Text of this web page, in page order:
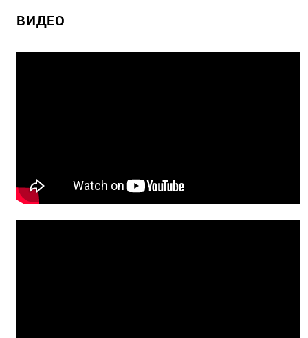
ВИДЕО